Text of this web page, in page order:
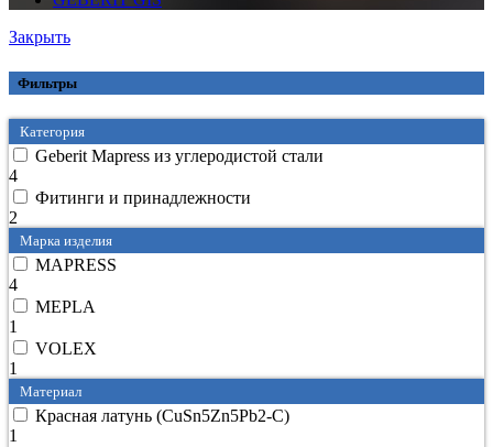
Закрыть
Фильтры
Категория
Geberit Mapress из углеродистой стали
4
Фитинги и принадлежности
2
Марка изделия
MAPRESS
4
MEPLA
1
VOLEX
1
Материал
Красная латунь (CuSn5Zn5Pb2-C)
1